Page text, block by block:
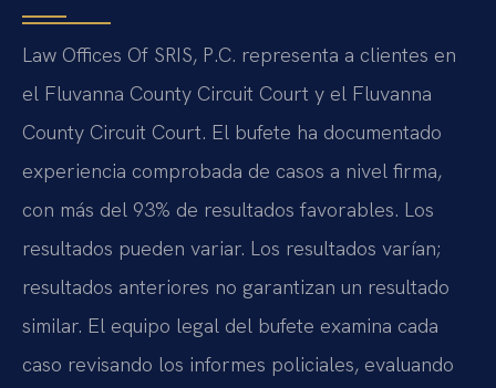
Law Offices Of SRIS, P.C. representa a clientes en
el Fluvanna County Circuit Court y el Fluvanna
County Circuit Court. El bufete ha documentado
experiencia comprobada de casos a nivel firma,
con más del 93% de resultados favorables. Los
resultados pueden variar. Los resultados varían;
resultados anteriores no garantizan un resultado
similar. El equipo legal del bufete examina cada
caso revisando los informes policiales, evaluando